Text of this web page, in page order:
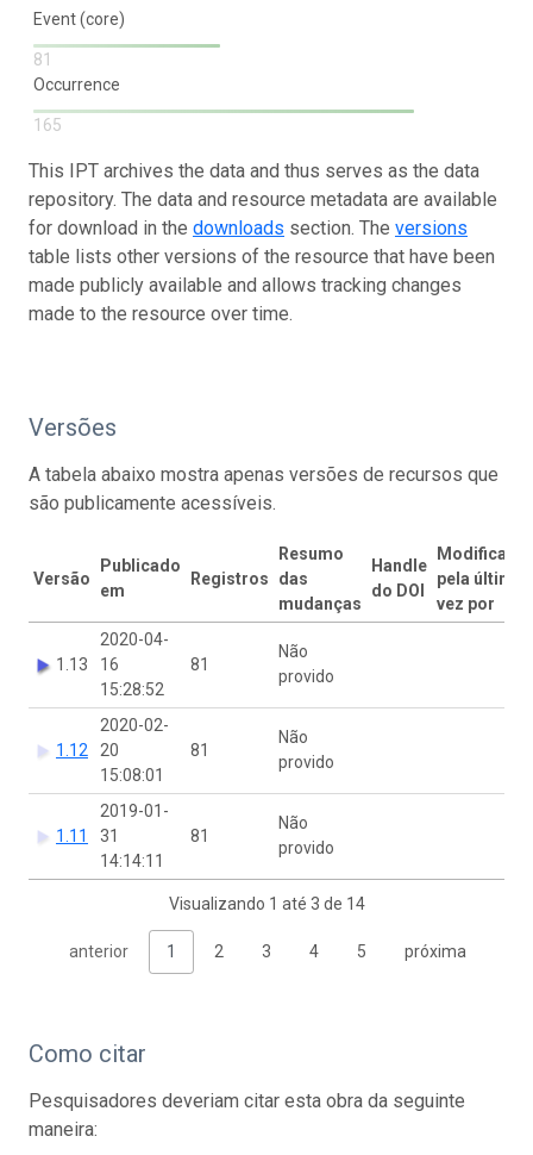
Event (core)
81
Occurrence
165
This IPT archives the data and thus serves as the data
repository. The data and resource metadata are available
for download in the downloads section. The versions
table lists other versions of the resource that have been
made publicly available and allows tracking changes
made to the resource over time.
Versões
A tabela abaixo mostra apenas versões de recursos que
são publicamente acessíveis.
Versão
Publicado
em
Registros
Resumo
das
mudanças
Handle
do DOI
Modificado
pela última
vez por
1.13
2020-04-
16
15:28:52
81
Não
provido
1.12
2020-02-
20
15:08:01
81
Não
provido
1.11
2019-01-
31
14:14:11
81
Não
provido
Visualizando 1 até 3 de 14
anterior 1 2 3 4 5 próxima
Como citar
Pesquisadores deveriam citar esta obra da seguinte
maneira: